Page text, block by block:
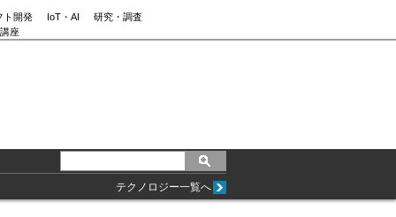
ト開発 IoT・AI
研究・調査
座
テクノロジー一覧へ